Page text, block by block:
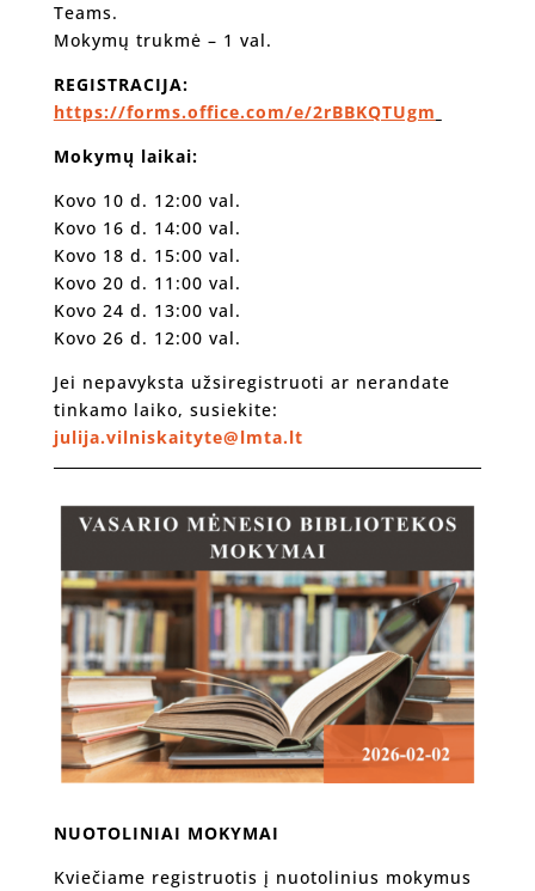
Teams.
Mokymų trukmė – 1 val.
REGISTRACIJA:
https://forms.office.com/e/2rBBKQTUgm
Mokymų laikai:
Kovo 10 d. 12:00 val.
Kovo 16 d. 14:00 val.
Kovo 18 d. 15:00 val.
Kovo 20 d. 11:00 val.
Kovo 24 d. 13:00 val.
Kovo 26 d. 12:00 val.
Jei nepavyksta užsiregistruoti ar nerandate
tinkamo laiko, susiekite:
julija.vilniskaityte@lmta.lt
NUOTOLINIAI MOKYMAI
Kviečiame registruotis į nuotolinius mokymus